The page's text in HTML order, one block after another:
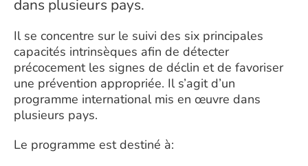
dans plusieurs pays.
Il se concentre sur le suivi des six principales
capacités intrinsèques afin de détecter
précocement les signes de déclin et de favoriser
une prévention appropriée. Il s’agit d’un
programme international mis en œuvre dans
plusieurs pays.
Le programme est destiné à: